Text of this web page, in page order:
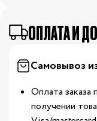
ОПЛАТА И
Самовывоз
Оплата заказа
получении